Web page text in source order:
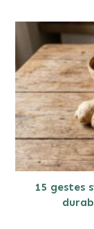
15 gestes